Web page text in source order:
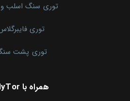
توری سنگ اسلب و
توری
توری پشت
همراه با MyTor